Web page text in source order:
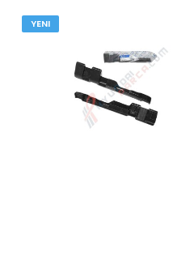
YENI